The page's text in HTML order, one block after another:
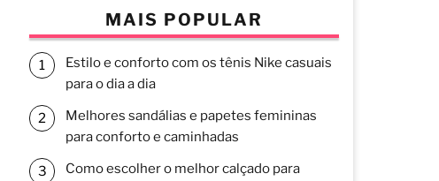
MAIS POPULAR
Estilo e conforto com os tênis Nike casuais
para o dia a dia
Melhores sandálias e papetes femininas
para conforto e caminhadas
Como escolher o melhor calçado para